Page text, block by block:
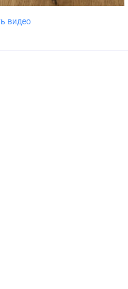
видео